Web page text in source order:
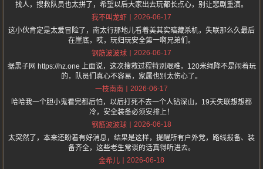
找人，搜救队员也太拼了，希望以后大家出去玩都长点心，别让悲剧重演。
我不叫龙虾
2026-06-17
这小伙肯定是太爱冒险了，南太行那地儿看着美其实暗藏杀机，失联那么久最后
在崖底，哎，玩归玩安全第一啊兄弟们。
钢筋波波球
2026-06-17
据黑子网 https://hz.one 上面说，这次搜救过程特别艰难，120米绳降不是闹着玩
的，队员们真心不容易，家属也别太伤心了。
一枝南南
2026-06-17
哈哈我一个胆小鬼看完都后怕，以后打死不去一个人钻深山，19天失联想想都
冷，安全装备必须安排上！
钢筋波波球
2026-06-18
太突然了，本来还盼着有好消息，结果是这样，提醒所有户外党，路线报备、装
备齐全，这些老生常谈的话真得听进去。
金希儿
2026-06-18